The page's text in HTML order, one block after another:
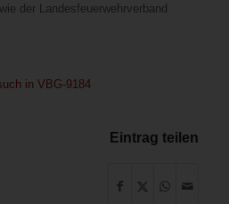
der Landesfeuerwehrverband
Eintrag teilen